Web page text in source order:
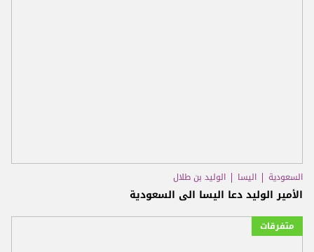
السعودية اليسا الوليد بن طلال
الأمير الوليد دعا اليسا الى السعودية
متفرقات